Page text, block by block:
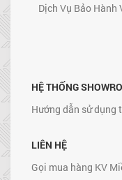
Dịch Vụ Bảo Hành
HỆ THỐNG
Hướng dẫn sử dụng
LIÊN HỆ
Gọi mua hàng KV